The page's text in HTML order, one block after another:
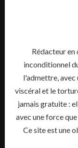
Rédacteur
inconditionnel
l'admettre,
viscéral et le
jamais gratuite :
avec une force
Ce site est une